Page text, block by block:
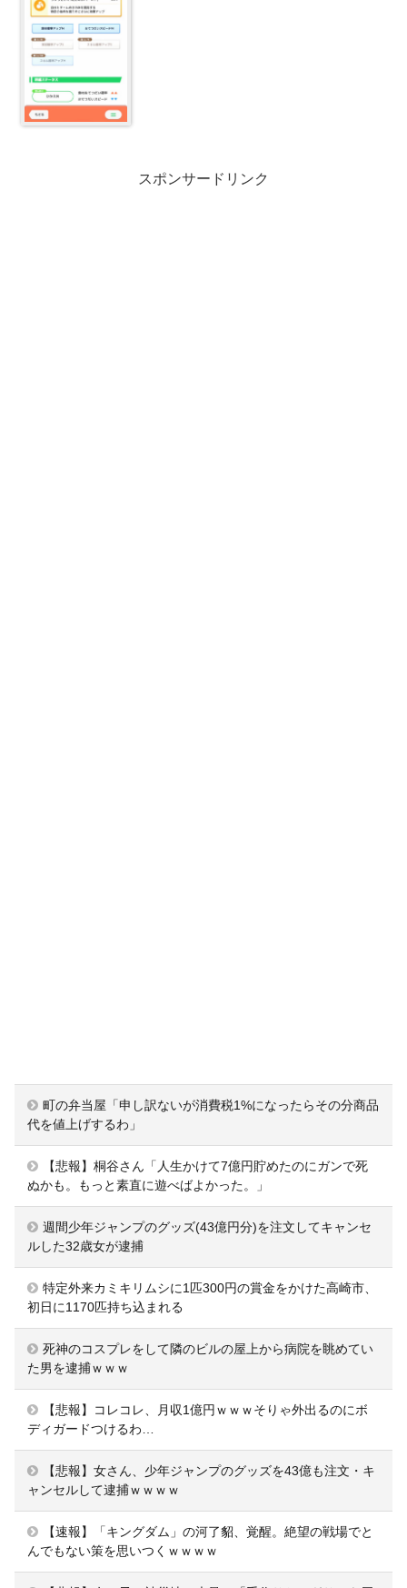
スポンサードリンク
町の弁当屋「申し訳ないが消費税1%になったらその分商品
代を値上げするわ」
【悲報】桐谷さん「人生かけて7億円貯めたのにガンで死
ぬかも。もっと素直に遊べばよかった。」
週間少年ジャンプのグッズ(43億円分)を注文してキャンセ
ルした32歳女が逮捕
特定外来カミキリムシに1匹300円の賞金をかけた高崎市、
初日に1170匹持ち込まれる
死神のコスプレをして隣のビルの屋上から病院を眺めてい
た男を逮捕ｗｗｗ
【悲報】コレコレ、月収1億円ｗｗｗそりゃ外出るのにボ
ディガードつけるわ…
【悲報】女さん、少年ジャンプのグッズを43億も注文・キ
ャンセルして逮捕ｗｗｗｗ
【速報】「キングダム」の河了貂、覚醒。絶望の戦場でと
んでもない策を思いつくｗｗｗｗ